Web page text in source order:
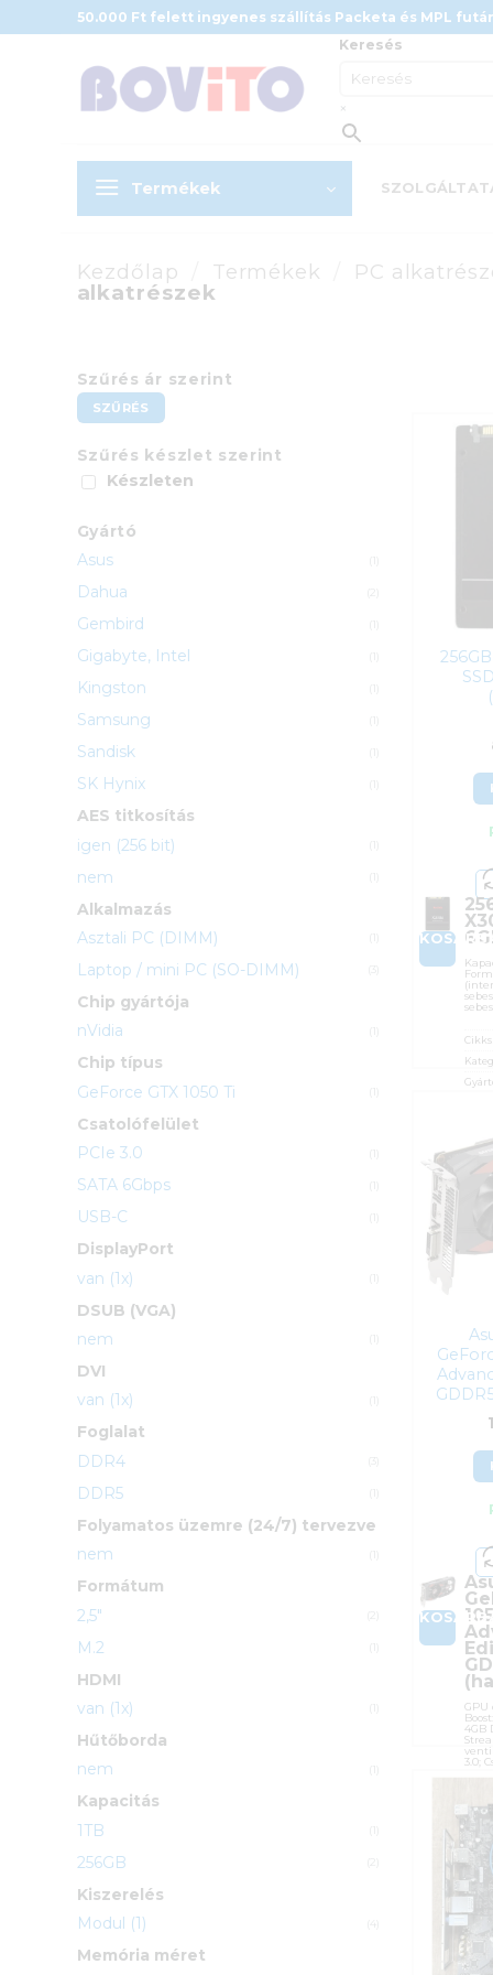
to
50.000 Ft felett ingyenes szállítás Packeta és MPL
Keresés
×
Termékek
Kezdőlap Termékek PC
alkatrészek
Szűrés ár szerint
Min
Max
SZŰRÉS
Szűrés készlet szerint
Készleten
Gyártó
Asus
Dahua
Gembird
Gigabyte, Intel
Kingston
Samsung
Sandisk
SK Hynix
AES titkosítás
igen (256 bit)
nem
Alkalmazás
Asztali PC (DIMM)
Laptop / mini PC (SO-DIMM)
Chip gyártója
nVidia
Chip típus
GeForce GTX 1050 Ti
Csatolófelület
PCIe 3.0
SATA 6Gbps
USB-C
DisplayPort
van (1x)
DSUB (VGA)
nem
DVI
van (1x)
Foglalat
DDR4
DDR5
Folyamatos üzemre (24/7) tervezve
nem
Formátum
2,5"
M.2
HDMI
van (1x)
Hűtőborda
nem
Kapacitás
1TB
256GB
Kiszerelés
Modul (1)
(4)
Memória méret
8
GPU
4GB
3.0;
A4G
ÁFA:
18